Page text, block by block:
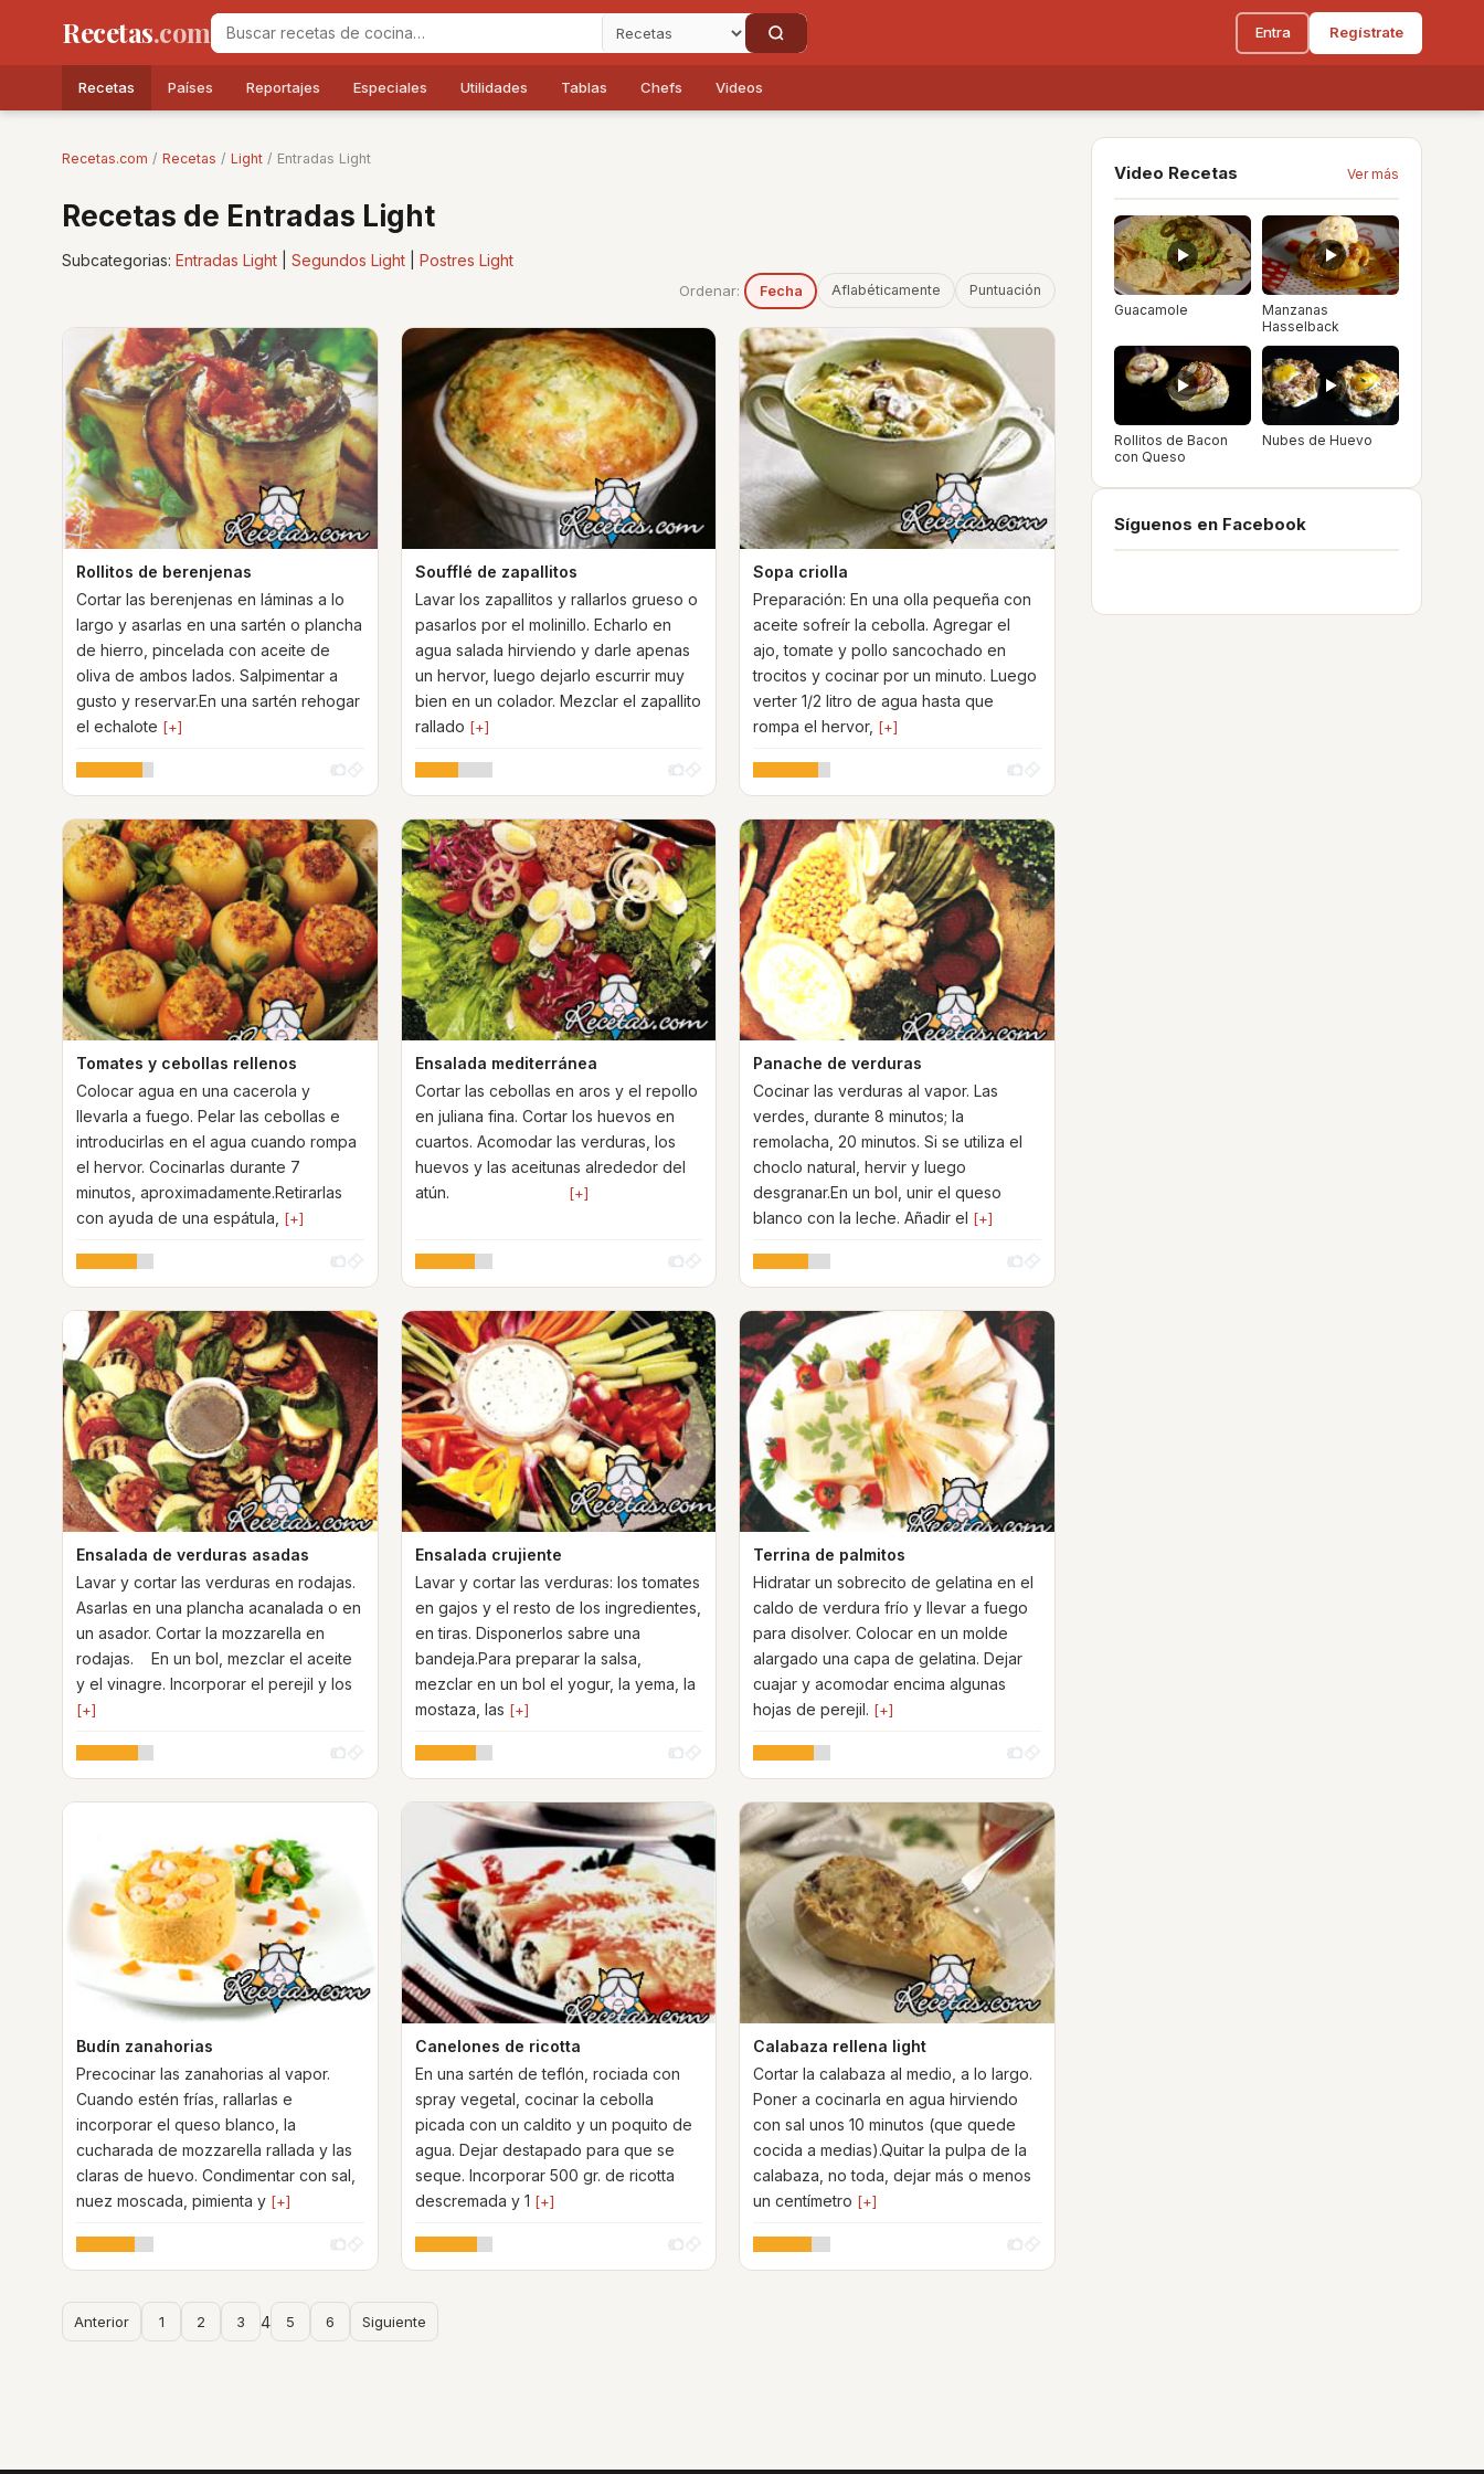
Recetas.com Entra Regístrate
Recetas Países Reportajes Especiales Utilidades Tablas Chefs Videos
Recetas.com / Recetas / Light / Entradas Light
Recetas de Entradas Light
Subcategorias: Entradas Light Segundos Light Postres Light
Ordenar: Fecha Aflabéticamente Puntuación
Rollitos de berenjenas
Cortar las berenjenas en láminas a lo
largo y asarlas en una sartén o plancha
de hierro, pincelada con aceite de
oliva de ambos lados. Salpimentar a
gusto y reservar.En una sartén rehogar
el echalote [+]
Soufflé de zapallitos
Lavar los zapallitos y rallarlos grueso o
pasarlos por el molinillo. Echarlo en
agua salada hirviendo y darle apenas
un hervor, luego dejarlo escurrir muy
bien en un colador. Mezclar el zapallito
rallado [+]
Sopa criolla
Preparación: En una olla pequeña con
aceite sofreír la cebolla. Agregar el
ajo, tomate y pollo sancochado en
trocitos y cocinar por un minuto. Luego
verter 1/2 litro de agua hasta que
rompa el hervor, [+]
Tomates y cebollas rellenos
Colocar agua en una cacerola y
llevarla a fuego. Pelar las cebollas e
introducirlas en el agua cuando rompa
el hervor. Cocinarlas durante 7
minutos, aproximadamente.Retirarlas
con ayuda de una espátula, [+]
Ensalada mediterránea
Cortar las cebollas en aros y el repollo
en juliana fina. Cortar los huevos en
cuartos. Acomodar las verduras, los
huevos y las aceitunas alrededor del
atún.
[+]
Panache de verduras
Cocinar las verduras al vapor. Las
verdes, durante 8 minutos; la
remolacha, 20 minutos. Si se utiliza el
choclo natural, hervir y luego
desgranar.En un bol, unir el queso
blanco con la leche. Añadir el [+]
Ensalada de verduras asadas
Lavar y cortar las verduras en rodajas.
Asarlas en una plancha acanalada o en
un asador. Cortar la mozzarella en
rodajas. En un bol, mezclar el aceite
y el vinagre. Incorporar el perejil y los
[+]
Ensalada crujiente
Lavar y cortar las verduras: los tomates
en gajos y el resto de los ingredientes,
en tiras. Disponerlos sabre una
bandeja.Para preparar la salsa,
mezclar en un bol el yogur, la yema, la
mostaza, las [+]
Terrina de palmitos
Hidratar un sobrecito de gelatina en el
caldo de verdura frío y llevar a fuego
para disolver. Colocar en un molde
alargado una capa de gelatina. Dejar
cuajar y acomodar encima algunas
hojas de perejil. [+]
Budín zanahorias
Precocinar las zanahorias al vapor.
Cuando estén frías, rallarlas e
incorporar el queso blanco, la
cucharada de mozzarella rallada y las
claras de huevo. Condimentar con sal,
nuez moscada, pimienta y [+]
Canelones de ricotta
En una sartén de teflón, rociada con
spray vegetal, cocinar la cebolla
picada con un caldito y un poquito de
agua. Dejar destapado para que se
seque. Incorporar 500 gr. de ricotta
descremada y 1 [+]
Calabaza rellena light
Cortar la calabaza al medio, a lo largo.
Poner a cocinarla en agua hirviendo
con sal unos 10 minutos (que quede
cocida a medias).Quitar la pulpa de la
calabaza, no toda, dejar más o menos
un centímetro [+]
Anterior 1 2 3 4 5 6 Siguiente
Video Recetas Ver más
Guacamole
Manzanas
Hasselback
Rollitos de Bacon
con Queso
Nubes de Huevo
Síguenos en Facebook